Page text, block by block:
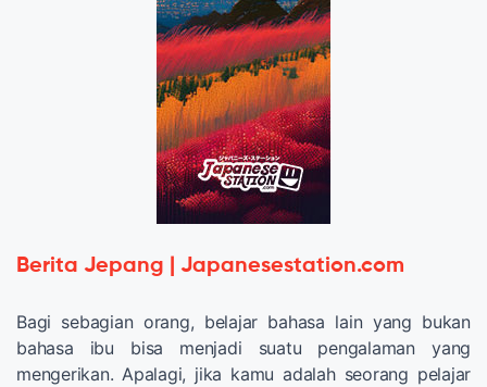
Berita Jepang | Japanesestation.com
Bagi sebagian orang, belajar bahasa lain yang bukan
bahasa ibu bisa menjadi suatu pengalaman yang
mengerikan. Apalagi, jika kamu adalah seorang pelajar